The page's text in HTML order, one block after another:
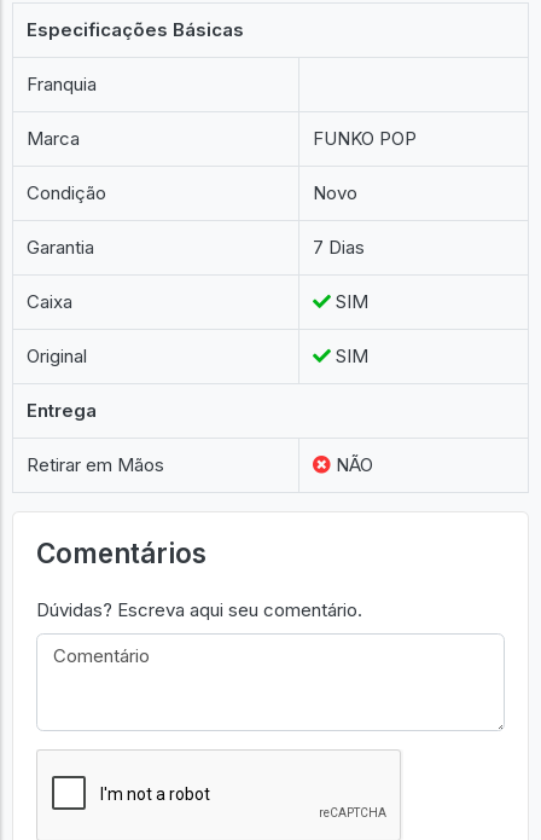
Especificações Básicas
Franquia
Marca FUNKO POP
Condição Novo
Garantia 7 Dias
Caixa SIM
Original SIM
Entrega
Retirar em Mãos NÃO
Comentários
Dúvidas? Escreva aqui seu comentário.